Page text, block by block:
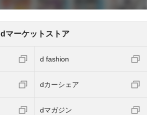
dマーケットストア
d fashion
dカーシェア
dマガジン